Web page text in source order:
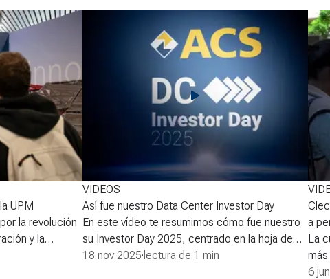
UPM
la revolución
y la
es clave para
VIDEOS
Así fue nuestro Data Center Investor Day
En este vídeo te resumimos cómo fue nuestro
su Investor Day 2025, centrado en la hoja de
ruta del Grupo para los data centers hasta
18 nov 2025· lectura de 1 min
a
La
de
6